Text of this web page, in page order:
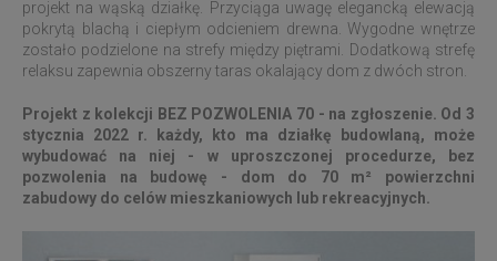
projekt na wąską działkę. Przyciąga uwagę elegancką elewacją
pokrytą blachą i ciepłym odcieniem drewna. Wygodne wnętrze
zostało podzielone na strefy między piętrami. Dodatkową strefę
relaksu zapewnia obszerny taras okalający dom z dwóch stron.
Projekt z kolekcji BEZ POZWOLENIA 70 - na zgłoszenie. Od 3
stycznia 2022 r. każdy, kto ma działkę budowlaną, może
wybudować na niej - w uproszczonej procedurze, bez
pozwolenia na budowę - dom do 70 m² powierzchni
zabudowy do celów mieszkaniowych lub rekreacyjnych.